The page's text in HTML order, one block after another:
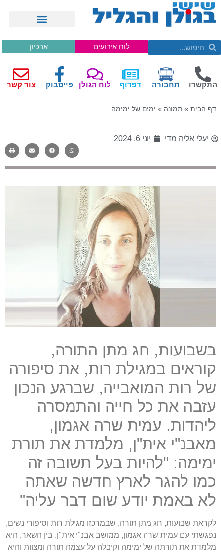
לוח אירועים ארכיון
התקשרו תחבורה דפדוף לוח הגולן פייסבוק צור קשר
דף הבית » תמונה » ימים של ימימה
יעלי אליה מדי יוני 6, 2024
בשבועות, חג מתן התורה,
קוראים במגילת רות, את סיפורה
של רות המואבייה, שברגע הנכון
עזבה את כל חייה והתמסרה
ליהדות. עמית שרה אגמון,
מאבנ"י אית"ן, מלמדת את תורת
ימימה: "להיות בעל תשובה זה
כמו להגר לארץ חדשה שאתה
לא באמת יודע שום דבר עליה"
לקראת שבועות, חג מתן תורה, שבמרכזו מגילת רות וסיפורי נשים,
נפגשתי עם עמית שרה אגמון, ממושב אבנ"י אית"ן. בין השאר, היא
מלמדת את תורתה של ימימה וקיבלה על עצמה תורה ומצוות והיא